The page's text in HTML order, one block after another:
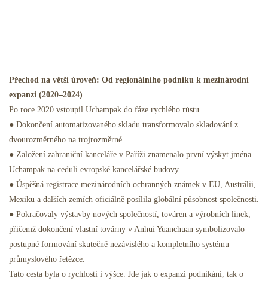
Přechod na větší úroveň: Od regionálního podniku k mezinárodní
expanzi (2020–2024)
Po roce 2020 vstoupil Uchampak do fáze rychlého růstu.
● Dokončení automatizovaného skladu transformovalo skladování z
dvourozměrného na trojrozměrné.
● Založení zahraniční kanceláře v Paříži znamenalo první výskyt jména
Uchampak na ceduli evropské kancelářské budovy.
● Úspěšná registrace mezinárodních ochranných známek v EU, Austrálii,
Mexiku a dalších zemích oficiálně posílila globální působnost společnosti.
● Pokračovaly výstavby nových společností, továren a výrobních linek,
přičemž dokončení vlastní továrny v Anhui Yuanchuan symbolizovalo
postupné formování skutečně nezávislého a kompletního systému
průmyslového řetězce.
Tato cesta byla o rychlosti i výšce. Jde jak o expanzi podnikání, tak o